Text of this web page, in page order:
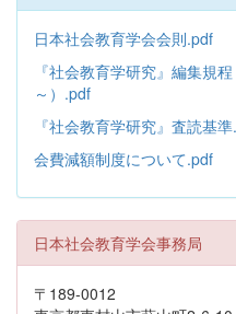
日本社会教育学会会則.pdf
『社会教育学研究』編集規
～）.pdf
『社会教育学研究』査読基
会費減額制度について.pdf
日本社会教育学会事務局
〒189-0012